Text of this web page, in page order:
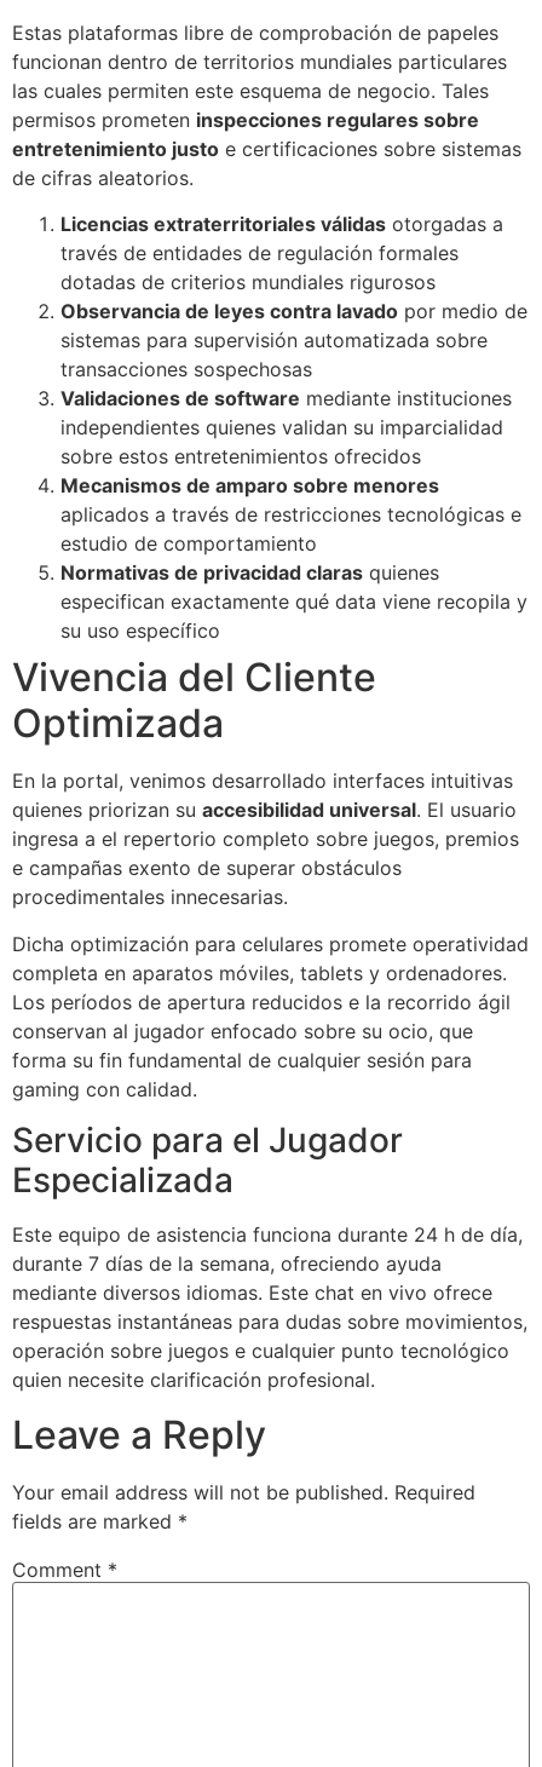
Estas plataformas libre de comprobación de papeles
funcionan dentro de territorios mundiales particulares
las cuales permiten este esquema de negocio. Tales
permisos prometen inspecciones regulares sobre
entretenimiento justo e certificaciones sobre sistemas
de cifras aleatorios.
Licencias extraterritoriales válidas otorgadas a
través de entidades de regulación formales
dotadas de criterios mundiales rigurosos
Observancia de leyes contra lavado por medio de
sistemas para supervisión automatizada sobre
transacciones sospechosas
Validaciones de software mediante instituciones
independientes quienes validan su imparcialidad
sobre estos entretenimientos ofrecidos
Mecanismos de amparo sobre menores
aplicados a través de restricciones tecnológicas e
estudio de comportamiento
Normativas de privacidad claras quienes
especifican exactamente qué data viene recopila y
su uso específico
Vivencia del Cliente
Optimizada
En la portal, venimos desarrollado interfaces intuitivas
quienes priorizan su accesibilidad universal. El usuario
ingresa a el repertorio completo sobre juegos, premios
e campañas exento de superar obstáculos
procedimentales innecesarias.
Dicha optimización para celulares promete operatividad
completa en aparatos móviles, tablets y ordenadores.
Los períodos de apertura reducidos e la recorrido ágil
conservan al jugador enfocado sobre su ocio, que
forma su fin fundamental de cualquier sesión para
gaming con calidad.
Servicio para el Jugador
Especializada
Este equipo de asistencia funciona durante 24 h de día,
durante 7 días de la semana, ofreciendo ayuda
mediante diversos idiomas. Este chat en vivo ofrece
respuestas instantáneas para dudas sobre movimientos,
operación sobre juegos e cualquier punto tecnológico
quien necesite clarificación profesional.
Leave a Reply
Your email address will not be published. Required
fields are marked *
Comment *